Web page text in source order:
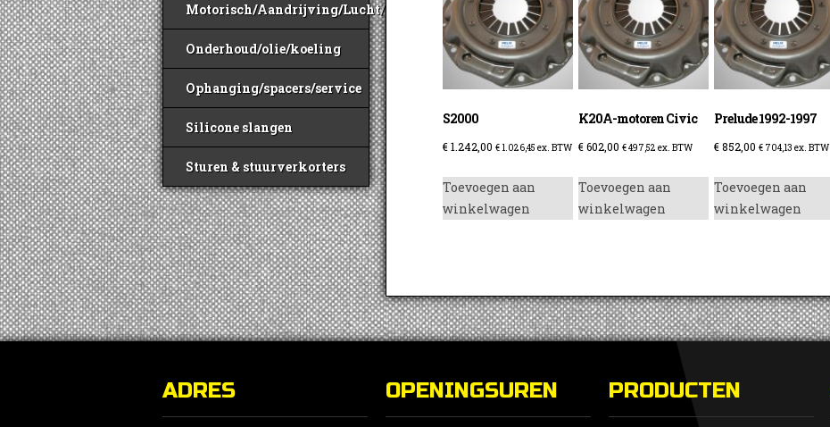
Motorisch/Aandrijving/Lucht/Benzine
Onderhoud/olie/koeling
Ophanging/spacers/service
Silicone slangen
Sturen & stuurverkorters
S2000
€1.242,00 € 1.026,45 ex. BTW
Toevoegen aan
winkelwagen
K20A-motoren Civic
€602,00 €497,52 ex. BTW
Toevoegen aan
winkelwagen
Prelude 1992-1997
€852,00 €704,13 ex. BTW
Toevoegen aan
winkelwagen
ADRES OPENINGSUREN PRODUCTEN